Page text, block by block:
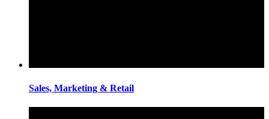
Sales, Marketing & Retail